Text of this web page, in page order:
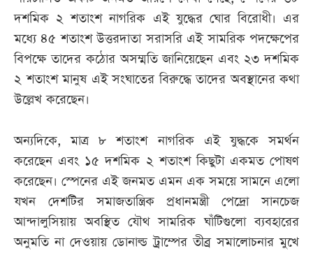
দশমিক ২ শতাংশ নাগরিক এই যুদ্ধের ঘোর বিরোধী। এর
মধ্যে ৪৫ শতাংশ উত্তরদাতা সরাসরি এই সামরিক পদক্ষেপের
বিপক্ষে তাদের কঠোর অসম্মতি জানিয়েছেন এবং ২৩ দশমিক
২ শতাংশ মানুষ এই সংঘাতের বিরুদ্ধে তাদের অবস্থানের কথা
উল্লেখ করেছেন।
অন্যদিকে, মাত্র ৮ শতাংশ নাগরিক এই যুদ্ধকে সমর্থন
করেছেন এবং ১৫ দশমিক ২ শতাংশ কিছুটা একমত পোষণ
করেছেন। স্পেনের এই জনমত এমন এক সময়ে সামনে এলো
যখন দেশটির সমাজতান্ত্রিক প্রধানমন্ত্রী পেদ্রো সানচেজ
আন্দালুসিয়ায় অবস্থিত যৌথ সামরিক ঘাঁটিগুলো ব্যবহারের
অনুমতি না দেওয়ায় ডোনাল্ড ট্রাম্পের তীব্র সমালোচনার মুখে